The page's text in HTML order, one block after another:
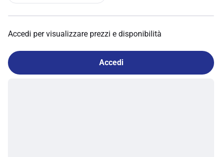
Accedi per visualizzare prezzi e disponibilità
Accedi